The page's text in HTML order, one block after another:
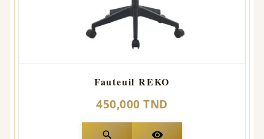
Fauteuil REKO
450,000 TND
search visibility